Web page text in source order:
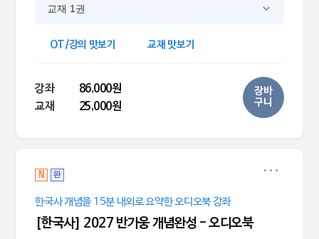
교재 1권
OT/강의 맛보기 교재 맛보기
강좌
86,000원
교재
25,000원
장바
구니
N 완
한국사 개념을 15분 내외로 요약한 오디오북 강좌
[한국사] 2027 반가웅 개념완성 - 오디오북